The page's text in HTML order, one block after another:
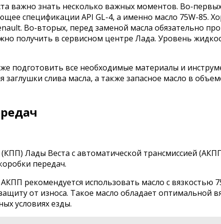
важно знать несколько важных моментов. Во-
спецификации API GL-4, а именно масло 75W-85.
Во-вторых, перед заменой масла обязательно
получить в сервисном центре Лада. Уровень
подготовить все необходимые материалы и
заглушки слива масла, а также запасное масло в
Лады Веста с автоматической трансмиссией
передач.
рекомендуется использовать масло с вязкостью
от износа. Такое масло обладает оптимальной
условиях езды.